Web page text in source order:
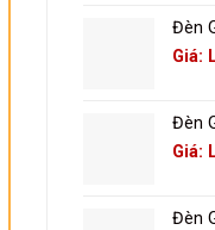
Đèn
Giá:
Đèn
Giá:
Đèn